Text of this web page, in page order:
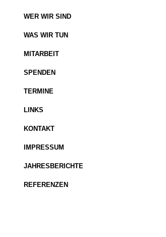
WER WIR SIND
WAS WIR TUN
MITARBEIT
SPENDEN
TERMINE
LINKS
KONTAKT
IMPRESSUM
JAHRESBERICHTE
REFERENZEN